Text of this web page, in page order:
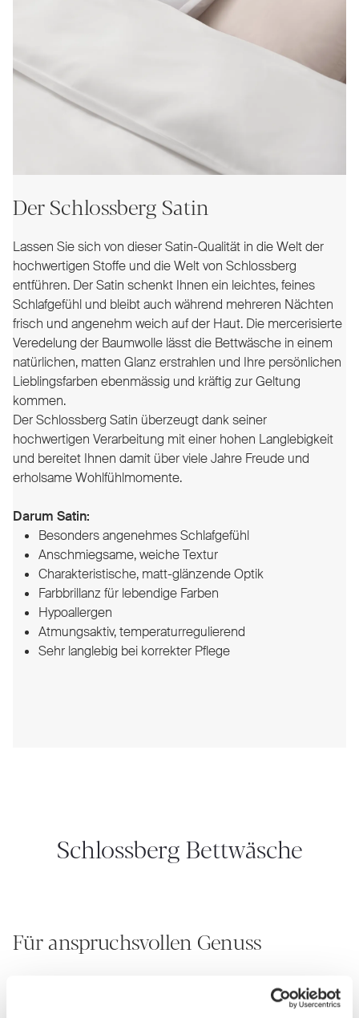
Der Schlossberg Satin
Lassen Sie sich von dieser Satin-Qualität in die Welt der
hochwertigen Stoffe und die Welt von Schlossberg
entführen. Der Satin schenkt Ihnen ein leichtes, feines
Schlafgefühl und bleibt auch während mehreren Nächten
frisch und angenehm weich auf der Haut. Die mercerisierte
Veredelung der Baumwolle lässt die Bettwäsche in einem
natürlichen, matten Glanz erstrahlen und Ihre persönlichen
Lieblingsfarben ebenmässig und kräftig zur Geltung
kommen.
Der Schlossberg Satin überzeugt dank seiner
hochwertigen Verarbeitung mit einer hohen Langlebigkeit
und bereitet Ihnen damit über viele Jahre Freude und
erholsame Wohlfühlmomente.
Darum Satin:
Besonders angenehmes Schlafgefühl
Anschmiegsame, weiche Textur
Charakteristische, matt-glänzende Optik
Farbbrillanz für lebendige Farben
Hypoallergen
Atmungsaktiv, temperaturregulierend
Sehr langlebig bei korrekter Pflege
Schlossberg Bettwäsche
Für anspruchsvollen Genuss
Stoffen mehr zu schaffen als nur textile Kreationen – wir